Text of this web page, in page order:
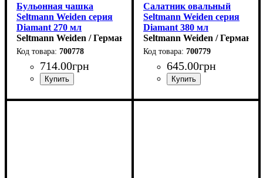
Бульонная чашка
Seltmann Weiden серия
Diamant 270 мл
Seltmann Weiden / Германия
700778
714.00грн
Салатник овальный
Seltmann Weiden серия
Diamant 380 мл
Seltmann Weiden / Германия
700779
645.00грн